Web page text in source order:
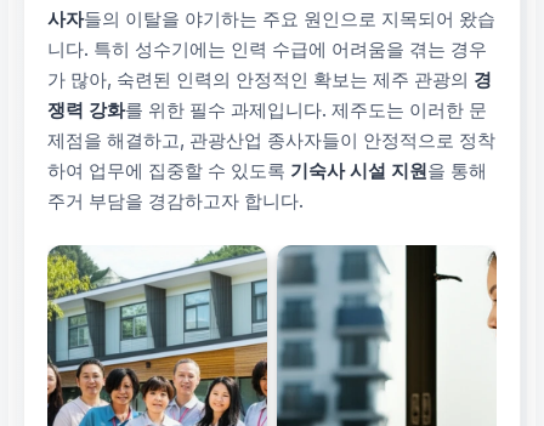
사자들의 이탈을 야기하는 주요 원인으로 지목되어 왔습
니다. 특히 성수기에는 인력 수급에 어려움을 겪는 경우
가 많아, 숙련된 인력의 안정적인 확보는 제주 관광의 경
쟁력 강화를 위한 필수 과제입니다. 제주도는 이러한 문
제점을 해결하고, 관광산업 종사자들이 안정적으로 정착
하여 업무에 집중할 수 있도록 기숙사 시설 지원을 통해
주거 부담을 경감하고자 합니다.